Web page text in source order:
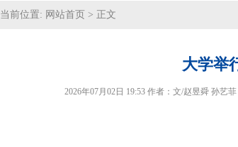
当前位置: 网站首页 > 正文
大学举
2026年07月02日 19:53 作者：文/赵昱舜 孙艺